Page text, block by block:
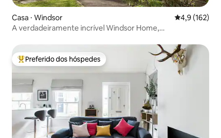
Casa ⋅ Windsor 4,9 de uma
4,9 (162)
A verdadeiramente incrível Windsor Home,
Entre os melhores preferidos dos hóspedes
Preferido dos hóspedes